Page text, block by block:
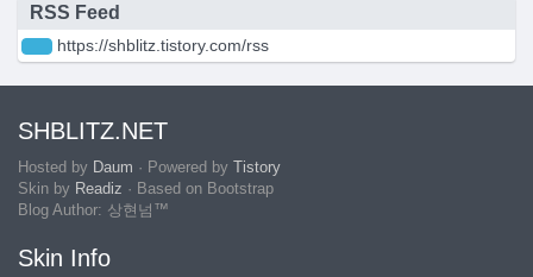
RSS Feed
https://shblitz.tistory.com/rss
SHBLITZ.NET
Hosted by Daum · Powered by Tistory
Skin by Readiz · Based on Bootstrap
Blog Author: 상현넘™
Skin Info